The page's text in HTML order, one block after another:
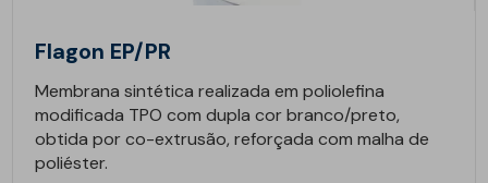
Flagon EP/PR
Membrana sintética realizada em poliolefina
modificada TPO com dupla cor branco/preto,
obtida por co-extrusão, reforçada com malha de
poliéster.